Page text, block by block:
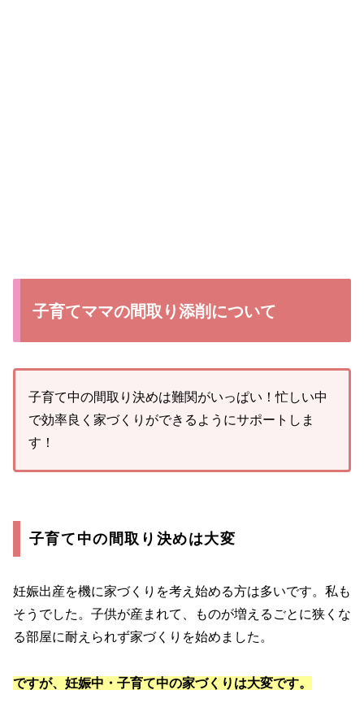
子育てママの間取り添削について
子育て中の間取り決めは難関がいっぱい！忙しい中
で効率良く家づくりができるようにサポートしま
す！
子育て中の間取り決めは大変
妊娠出産を機に家づくりを考え始める方は多いです。私も
そうでした。子供が産まれて、ものが増えるごとに狭くな
る部屋に耐えられず家づくりを始めました。
ですが、妊娠中・子育て中の家づくりは大変です。